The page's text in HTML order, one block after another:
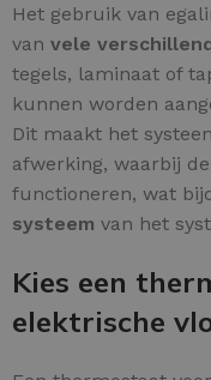
Het gebruik van
van vele
tegels, laminaat of
kunnen worden
Dit maakt het
afwerking, waarbij
functioneren, wat
systeem van het
Kies een
elektrische